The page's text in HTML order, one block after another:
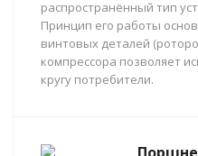
распространённый тип
Принцип его работы
винтовых деталей
компрессора позволяет
кругу потребители.